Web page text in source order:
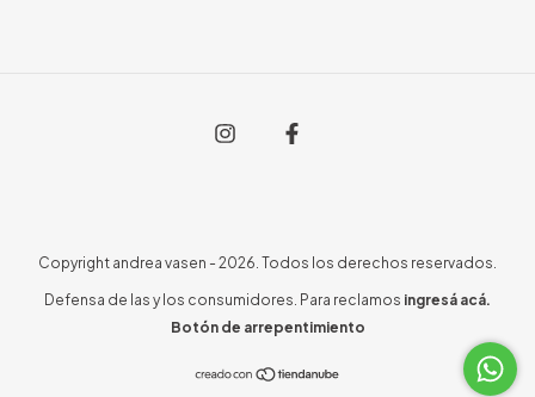
Copyright andrea vasen - 2026. Todos los derechos reservados.
Defensa de las y los consumidores. Para reclamos ingresá acá.
Botón de arrepentimiento